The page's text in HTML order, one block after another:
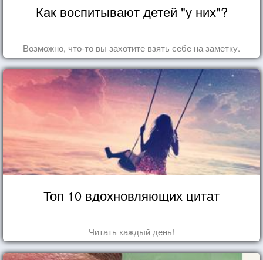
Как воспитывают детей "у них"?
Возможно, что-то вы захотите взять себе на заметку.
Топ 10 вдохновляющих цитат
Читать каждый день!